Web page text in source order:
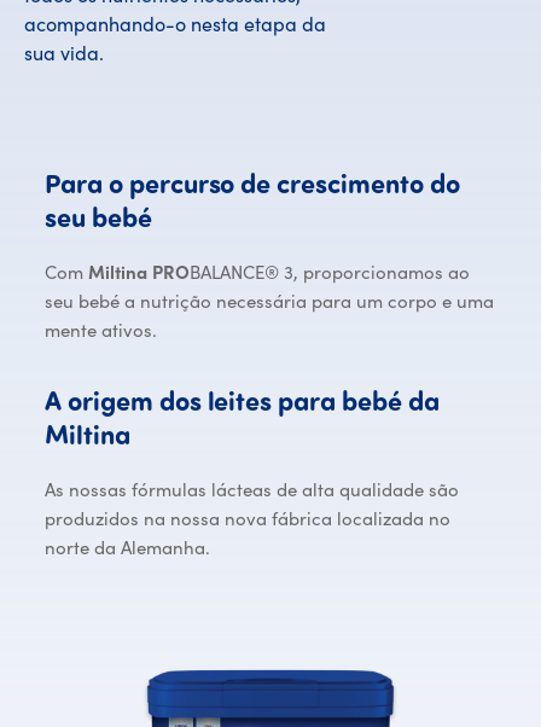
acompanhando-o nesta etapa da
sua vida.
Para o percurso de crescimento do
seu bebéPara o percurso de crescimento
Com Miltina PROBALANCE® 3, proporcionamos ao
seu bebé a nutrição necessária para um corpo e uma
mente ativos.
A origem dos leites para bebé da
MiltinaA origem dos leites para bebé da
As nossas fórmulas lácteas de alta qualidade são
produzidos na nossa nova fábrica localizada no
norte da Alemanha.